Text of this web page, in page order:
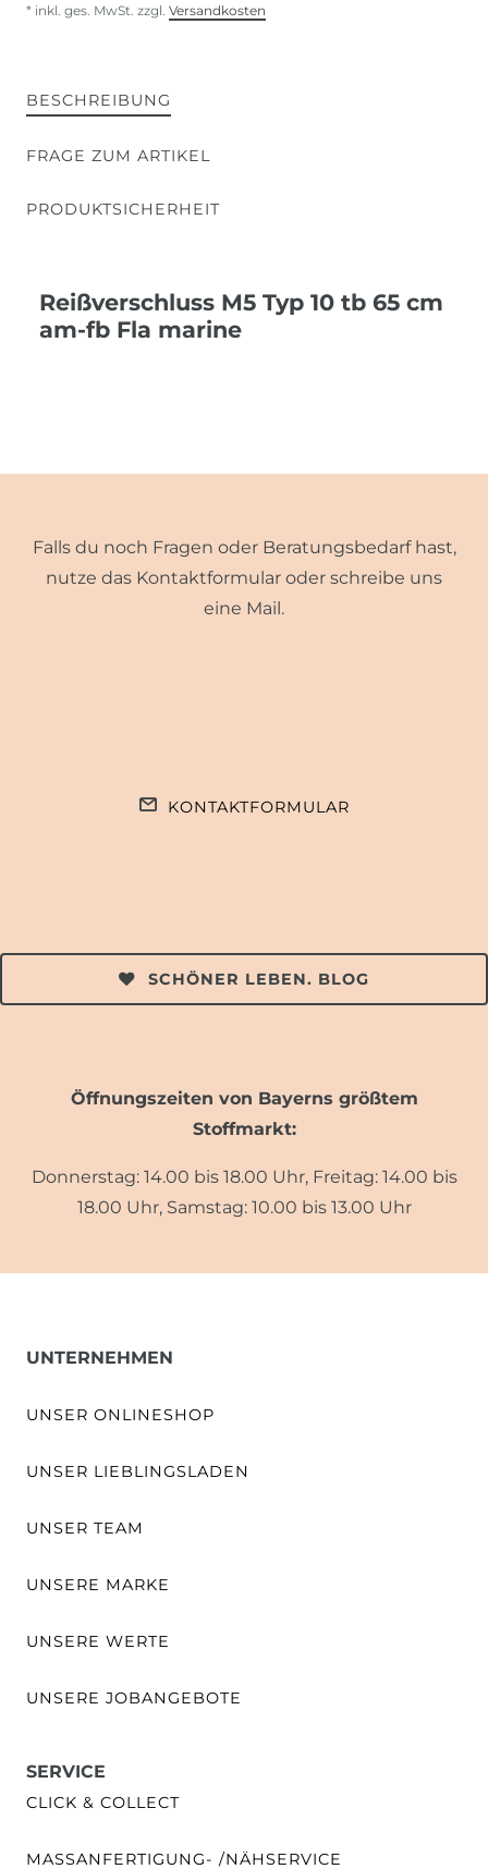
* inkl. ges. MwSt. zzgl. Versandkosten
BESCHREIBUNG
FRAGE ZUM ARTIKEL
PRODUKTSICHERHEIT
Reißverschluss M5 Typ 10 tb 65 cm
am-fb Fla marine
Falls du noch Fragen oder Beratungsbedarf hast,
nutze das Kontaktformular oder schreibe uns
eine Mail.
KONTAKTFORMULAR
SCHÖNER LEBEN. BLOG
Öffnungszeiten von Bayerns größtem
Stoffmarkt:
Donnerstag: 14.00 bis 18.00 Uhr, Freitag: 14.00 bis
18.00 Uhr, Samstag: 10.00 bis 13.00 Uhr
UNTERNEHMEN
UNSER ONLINESHOP
UNSER LIEBLINGSLADEN
UNSER TEAM
UNSERE MARKE
UNSERE WERTE
UNSERE JOBANGEBOTE
SERVICE
CLICK & COLLECT
MASSANFERTIGUNG- /NÄHSERVICE